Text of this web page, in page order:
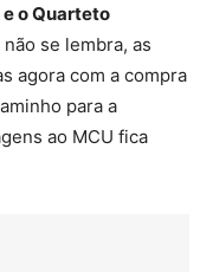
o Quarteto
se lembra, as
agora com a compra
para a
ao MCU fica